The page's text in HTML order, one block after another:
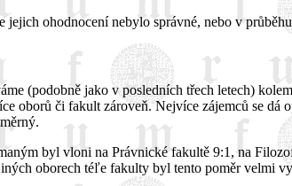
ohodnocení nebylo správné, nebo v
(podobně jako v posledních třech letech)
oborů či fakult zároveň. Nejvíce zájemců se dá
byl vloni na Právnické fakultě 9:1, na
oborech téľe fakulty byl tento poměr velmi